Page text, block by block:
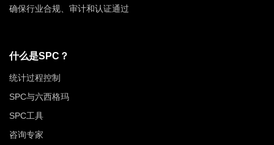
确保行业合规、审计和认证通过
什么是SPC？
统计过程控制
SPC与六西格玛
SPC工具
咨询专家